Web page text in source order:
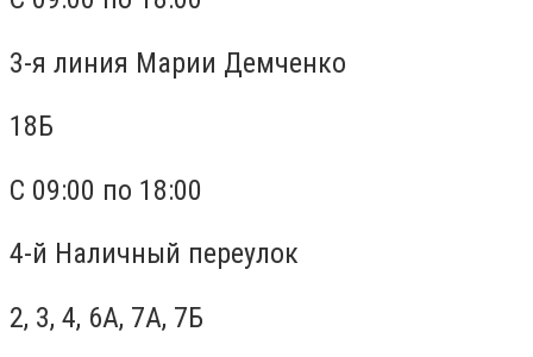
3-я линия Марии Демченко
18Б
С 09:00 по 18:00
4-й Наличный переулок
2, 3, 4, 6А, 7А, 7Б